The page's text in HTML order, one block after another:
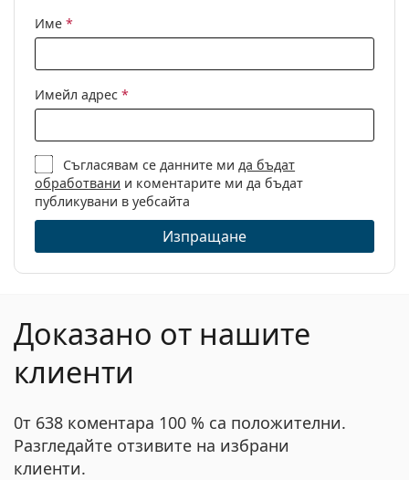
Име *
Имейл адрес *
Съгласявам се данните ми да бъдат
обработвани и коментарите ми да бъдат
публикувани в уебсайта
Изпращане
Доказано от нашите
клиенти
0т 638 коментара 100 % са положителни.
Разгледайте отзивите на избрани
клиенти.